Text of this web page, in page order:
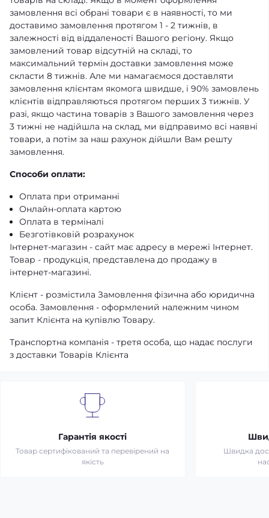
замовлення всі обрані товари є в наявності, то ми
доставимо замовлення протягом 1 - 2 тижнів, в
залежності від віддаленості Вашого регіону. Якщо
замовлений товар відсутній на складі, то
максимальний термін доставки замовлення може
скласти 8 тижнів. Але ми намагаємося доставляти
замовлення клієнтам якомога швидше, і 90% замовлень
клієнтів відправляються протягом перших 3 тижнів. У
разі, якщо частина товарів з Вашого замовлення через
3 тижні не надійшла на склад, ми відправимо всі наявні
товари, а потім за наш рахунок дійшли Вам решту
замовлення.
Способи оплати:
Оплата при отриманні
Онлайн-оплата картою
Оплата в терміналі
Безготівковій розрахунок
Інтернет-магазин - сайт має адресу в мережі Інтернет.
Товар - продукція, представлена ​​до продажу в
інтернет-магазині.
Клієнт - розмістила Замовлення фізична або юридична
особа. Замовлення - оформлений належним чином
запит Клієнта на купівлю Товару.
Транспортна компанія - третя особа, що надає послуги
з доставки Товарів Клієнта
Гарантія якості
Товар сертифікований та перевірений на
якість
Швидка